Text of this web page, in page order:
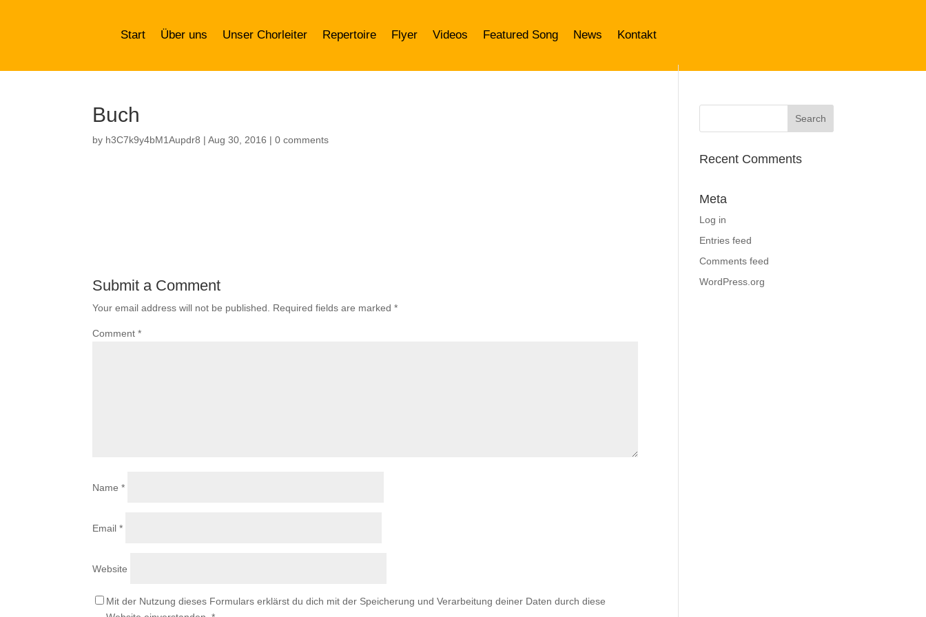
Start Über uns Unser Chorleiter Repertoire Flyer Videos Featured Song News Kontakt
Buch
by h3C7k9y4bM1Aupdr8 |Aug 30, 2016 |0 comments
Submit a Comment
Your email address will not be published. Required fields are marked*
Comment*
Name*
Email*
Website
Mit der Nutzung dieses Formulars erklärst du dich mit der Speicherung und Verarbeitung deiner Daten durch diese
Recent Comments
Meta
Log in
Entries feed
Comments feed
WordPress.org